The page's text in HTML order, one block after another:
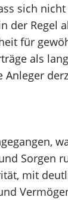
sich
der
für
als
Sorgen
mit